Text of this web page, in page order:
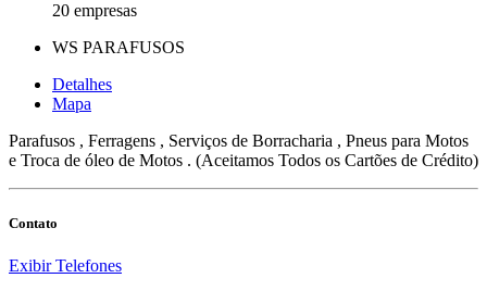
20 empresas
WS PARAFUSOS
Detalhes
Mapa
Parafusos , Ferragens , Serviços de Borracharia , Pneus para Motos
e Troca de óleo de Motos . (Aceitamos Todos os Cartões de Crédito)
Contato
Exibir Telefones